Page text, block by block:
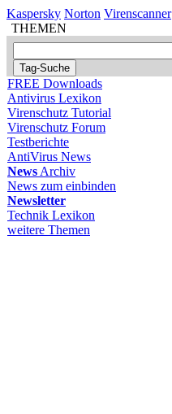
Kaspersky Norton Virenscanner
THEMEN
FREE Downloads
Antivirus Lexikon
Virenschutz Tutorial
Virenschutz Forum
Testberichte
AntiVirus News
News Archiv
News zum einbinden
Newsletter
Technik Lexikon
weitere Themen